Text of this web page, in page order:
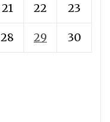
21 22 23
28 29
30